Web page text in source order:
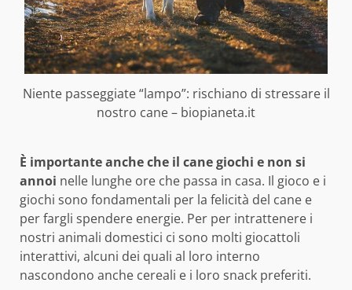
Niente passeggiate “lampo”: rischiano di stressare il
nostro cane – biopianeta.it
È importante anche che il cane giochi e non si
annoi nelle lunghe ore che passa in casa. Il gioco e i
giochi sono fondamentali per la felicità del cane e
per fargli spendere energie. Per per intrattenere i
nostri animali domestici ci sono molti giocattoli
interattivi, alcuni dei quali al loro interno
nascondono anche cereali e i loro snack preferiti.